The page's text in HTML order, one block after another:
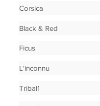
Corsica
Black & Red
Ficus
L'inconnu
Tribal1